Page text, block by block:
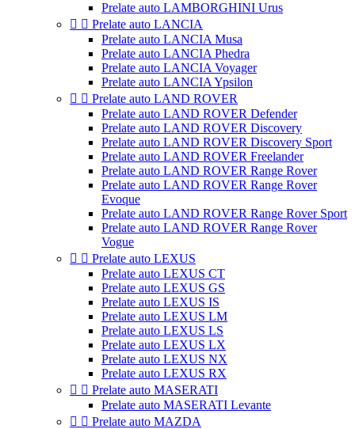
Prelate auto LAMBORGHINI Urus
  Prelate auto LANCIA
Prelate auto LANCIA Musa
Prelate auto LANCIA Phedra
Prelate auto LANCIA Voyager
Prelate auto LANCIA Ypsilon
  Prelate auto LAND ROVER
Prelate auto LAND ROVER Defender
Prelate auto LAND ROVER Discovery
Prelate auto LAND ROVER Discovery Sport
Prelate auto LAND ROVER Freelander
Prelate auto LAND ROVER Range Rover
Prelate auto LAND ROVER Range Rover
Evoque
Prelate auto LAND ROVER Range Rover Sport
Prelate auto LAND ROVER Range Rover
Vogue
  Prelate auto LEXUS
Prelate auto LEXUS CT
Prelate auto LEXUS GS
Prelate auto LEXUS IS
Prelate auto LEXUS LM
Prelate auto LEXUS LS
Prelate auto LEXUS LX
Prelate auto LEXUS NX
Prelate auto LEXUS RX
  Prelate auto MASERATI
Prelate auto MASERATI Levante
  Prelate auto MAZDA